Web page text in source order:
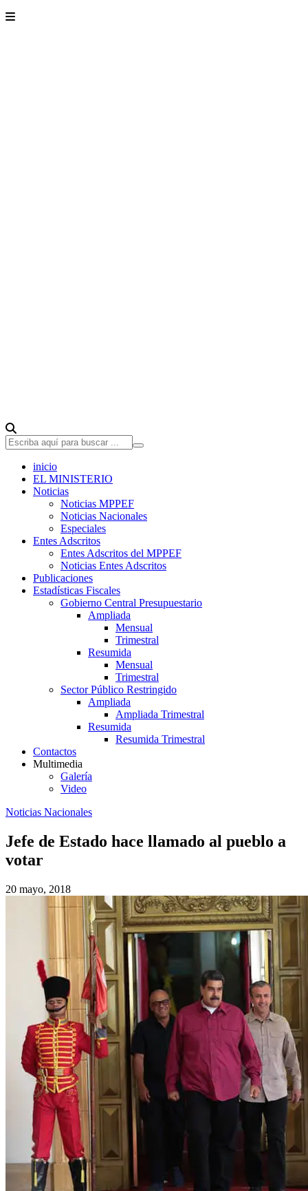
inicio
EL MINISTERIO
Noticias
Noticias MPPEF
Noticias Nacionales
Especiales
Entes Adscritos
Entes Adscritos del MPPEF
Noticias Entes Adscritos
Publicaciones
Estadísticas Fiscales
Gobierno Central Presupuestario
Ampliada
Mensual
Trimestral
Resumida
Mensual
Trimestral
Sector Público Restringido
Ampliada
Ampliada Trimestral
Resumida
Resumida Trimestral
Contactos
Multimedia
Galería
Video
Noticias Nacionales
Jefe de Estado hace llamado al pueblo a
votar
20 mayo, 2018